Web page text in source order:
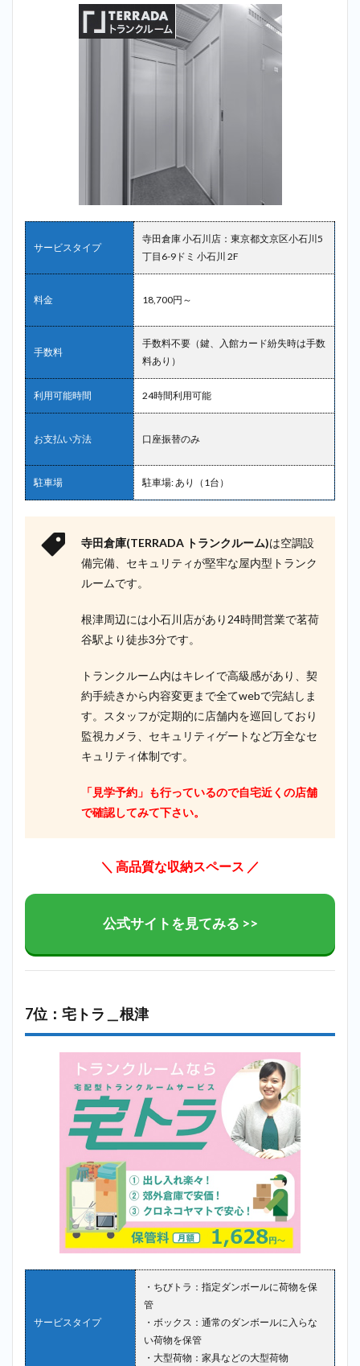
サービスタイプ
寺田倉庫 小石川店：東京都文京区小石川5
丁目6-9ドミ 小石川 2F
料金 18,700円～
手数料
手数料不要（鍵、入館カード紛失時は手数
料あり）
利用可能時間 24時間利用可能
お支払い方法 口座振替のみ
駐車場 駐車場: あり（1台）
寺田倉庫(TERRADA トランクルーム)は空調設
備完備、セキュリティが堅牢な屋内型トランク
ルームです。
根津周辺には小石川店があり24時間営業で茗荷
谷駅より徒歩3分です。
トランクルーム内はキレイで高級感があり、契
約手続きから内容変更まで全てwebで完結しま
す。スタッフが定期的に店舗内を巡回しており
監視カメラ、セキュリティゲートなど万全なセ
キュリティ体制です。
「見学予約」も行っているので自宅近くの店舗
で確認してみて下さい。
＼ 高品質な収納スペース ／
公式サイトを見てみる >>
7位：宅トラ＿根津
サービスタイプ
・ちびトラ：指定ダンボールに荷物を保
管
・ボックス：通常のダンボールに入らな
い荷物を保管
・大型荷物：家具などの大型荷物